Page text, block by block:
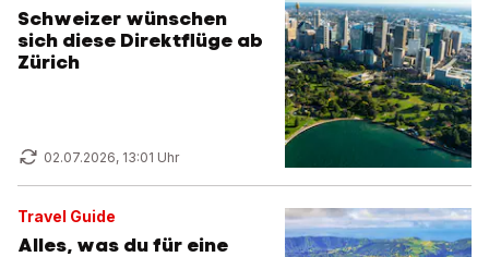
Schweizer wünschen
sich diese Direktflüge ab
Zürich
02.07.2026, 13:01 Uhr
Travel Guide
Alles, was du für eine